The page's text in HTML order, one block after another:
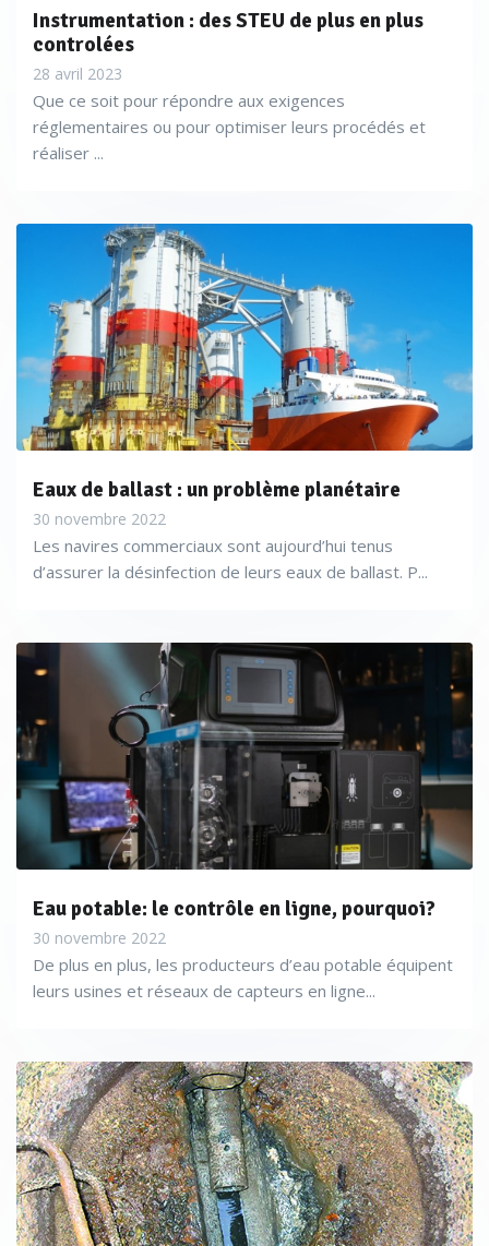
Instrumentation : des STEU de plus en plus
controlées
28 avril 2023
Que ce soit pour répondre aux exigences
réglementaires ou pour optimiser leurs procédés et
réaliser ...
Eaux de ballast : un problème planétaire
30 novembre 2022
Les navires commerciaux sont aujourd’hui tenus
d’assurer la désinfection de leurs eaux de ballast. P...
Eau potable: le contrôle en ligne, pourquoi?
30 novembre 2022
De plus en plus, les producteurs d’eau potable équipent
leurs usines et réseaux de capteurs en ligne...